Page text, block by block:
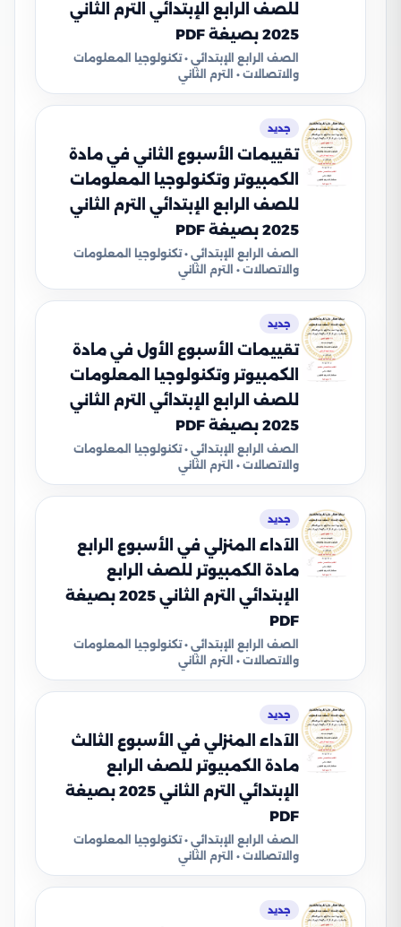
للصف الرابع الإبتدائي الترم الثاني
2025 بصيغة PDF
الصف الرابع الإبتدائي • تكنولوجيا المعلومات
والاتصالات • الترم الثاني
جديد
تقييمات الأسبوع الثاني في مادة
الكمبيوتر وتكنولوجيا المعلومات
للصف الرابع الإبتدائي الترم الثاني
2025 بصيغة PDF
الصف الرابع الإبتدائي • تكنولوجيا المعلومات
والاتصالات • الترم الثاني
جديد
تقييمات الأسبوع الأول في مادة
الكمبيوتر وتكنولوجيا المعلومات
للصف الرابع الإبتدائي الترم الثاني
2025 بصيغة PDF
الصف الرابع الإبتدائي • تكنولوجيا المعلومات
والاتصالات • الترم الثاني
جديد
الآداء المنزلي في الأسبوع الرابع
مادة الكمبيوتر للصف الرابع
الإبتدائي الترم الثاني 2025 بصيغة
PDF
الصف الرابع الإبتدائي • تكنولوجيا المعلومات
والاتصالات • الترم الثاني
جديد
الآداء المنزلي في الأسبوع الثالث
مادة الكمبيوتر للصف الرابع
الإبتدائي الترم الثاني 2025 بصيغة
PDF
الصف الرابع الإبتدائي • تكنولوجيا المعلومات
والاتصالات • الترم الثاني
جديد